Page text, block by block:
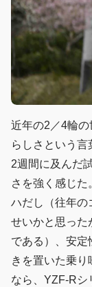
近年の2／4輪
らしさという
2週間に及んだ
さを強く感じ
ハだし（往年の
せいかと思った
である）、安定
きを置いた乗り
なら、YZF-Rシ